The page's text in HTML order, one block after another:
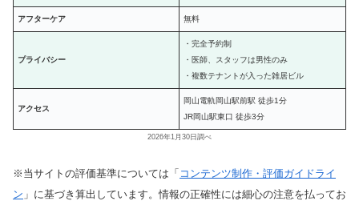
アフターケア 無料
プライバシー
・完全予約制
・医師、スタッフは男性のみ
・複数テナントが入った雑居ビル
アクセス
岡山電軌岡山駅前駅 徒歩1分
JR岡山駅東口 徒歩3分
2026年1月30日調べ
※当サイトの評価基準については「 コンテンツ制作・評価ガイドライ
ン 」に基づき算出しています。情報の正確性には細心の注意を払ってお